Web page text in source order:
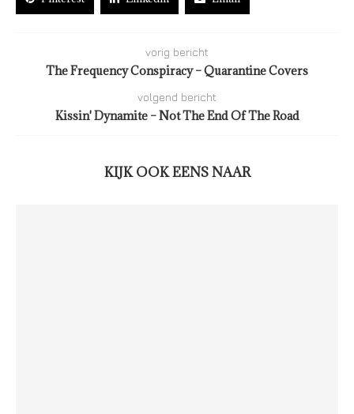
vorig bericht
The Frequency Conspiracy – Quarantine Covers
volgend bericht
Kissin' Dynamite – Not The End Of The Road
KIJK OOK EENS NAAR